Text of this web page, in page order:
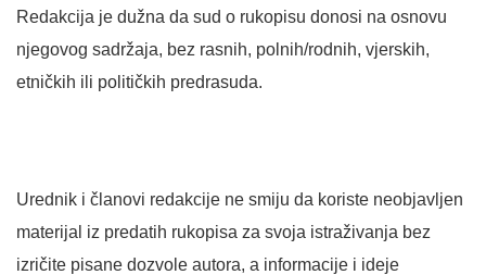
Redakcija je dužna da sud o rukopisu donosi na osnovu
njegovog sadržaja, bez rasnih, polnih/rodnih, vjerskih,
etničkih ili političkih predrasuda.
Urednik i članovi redakcije ne smiju da koriste neobjavljen
materijal iz predatih rukopisa za svoja istraživanja bez
izričite pisane dozvole autora, a informacije i ideje